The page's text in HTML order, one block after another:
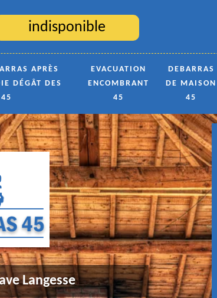
indisponible
APRÈS
DÉGÂT DES
EVACUATION
ENCOMBRANT
45
DEBARRAS
DE MAISON
45
Langesse